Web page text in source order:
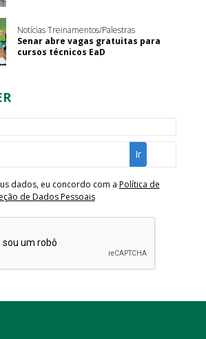
Notícias Treinamentos/Palestras
Senar abre vagas gratuitas para
cursos técnicos EaD
dados, eu concordo com a Política de
de Dados Pessoais